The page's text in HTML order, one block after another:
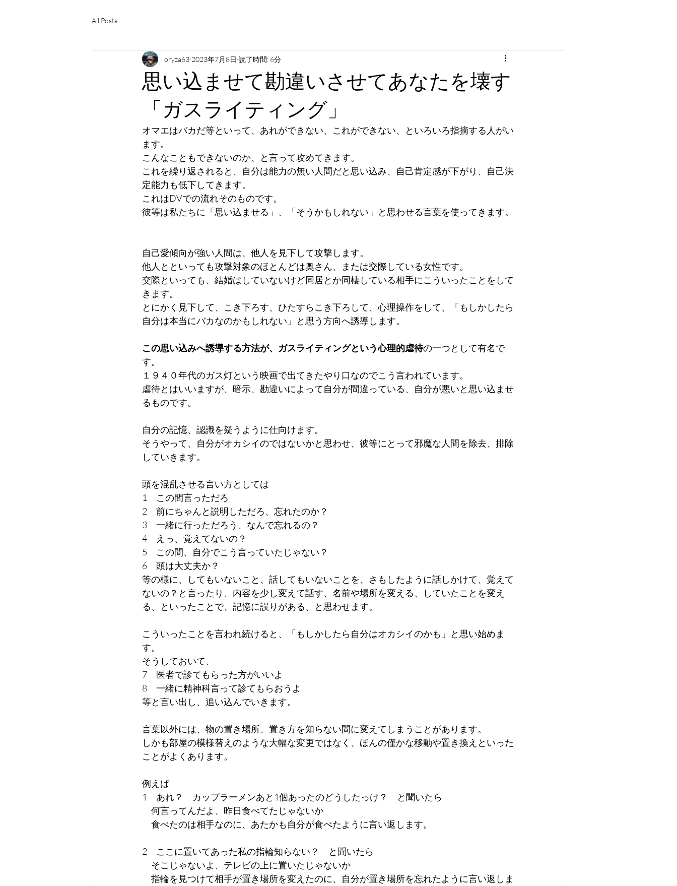
All Posts
思い込ませて勘違いさせてあなたを壊す
「ガスライティング」
oryza63 2023年7月8日 読了時間: 6分
オマエはバカだ等といって、あれができない、これができない、といろいろ指摘する人がい
ます。
こんなこともできないのか、と言って攻めてきます。
これを繰り返されると、自分は能力の無い人間だと思い込み、自己肯定感が下がり、自己決
定能力も低下してきます。
これはDVでの流れそのものです。
彼等は私たちに「思い込ませる」、「そうかもしれない」と思わせる言葉を使ってきます。
自己愛傾向が強い人間は、他人を見下して攻撃します。
他人とといっても攻撃対象のほとんどは奥さん、または交際している女性です。
交際といっても、結婚はしていないけど同居とか同棲している相手にこういったことをして
きます。
とにかく見下して、こき下ろす、ひたすらこき下ろして、心理操作をして、「もしかしたら
自分は本当にバカなのかもしれない」と思う方向へ誘導します。
この思い込みへ誘導する方法が、ガスライティングという心理的虐待の一つとして有名で
す。
１９４０年代のガス灯という映画で出てきたやり口なのでこう言われています。
虐待とはいいますが、暗示、勘違いによって自分が間違っている、自分が悪いと思い込ませ
るものです。
自分の記憶、認識を疑うように仕向けます。
そうやって、自分がオカシイのではないかと思わせ、彼等にとって邪魔な人間を除去、排除
していきます。
頭を混乱させる言い方としては
1　この間言っただろ
2　前にちゃんと説明しただろ、忘れたのか？
3　一緒に行っただろう、なんで忘れるの？
4　えっ、覚えてないの？
5　この間、自分でこう言っていたじゃない？
6　頭は大丈夫か？
等の様に、してもいないこと、話してもいないことを、さもしたように話しかけて、覚えて
ないの？と言ったり、内容を少し変えて話す、名前や場所を変える、していたことを変え
る、といったことで、記憶に誤りがある、と思わせます。
こういったことを言われ続けると、「もしかしたら自分はオカシイのかも」と思い始めま
す。
そうしておいて、
7　医者で診てもらった方がいいよ
8　一緒に精神科言って診てもらおうよ
等と言い出し、追い込んでいきます。
言葉以外には、物の置き場所、置き方を知らない間に変えてしまうことがあります。
しかも部屋の模様替えのような大幅な変更ではなく、ほんの僅かな移動や置き換えといった
ことがよくあります。
例えば
1　あれ？　カップラーメンあと1個あったのどうしたっけ？　と聞いたら
何言ってんだよ、昨日食べてたじゃないか
食べたのは相手なのに、あたかも自分が食べたように言い返します。
2　ここに置いてあった私の指輪知らない？　と聞いたら
そこじゃないよ、テレビの上に置いたじゃないか
指輪を見つけて相手が置き場所を変えたのに、自分が置き場所を忘れたように言い返しま